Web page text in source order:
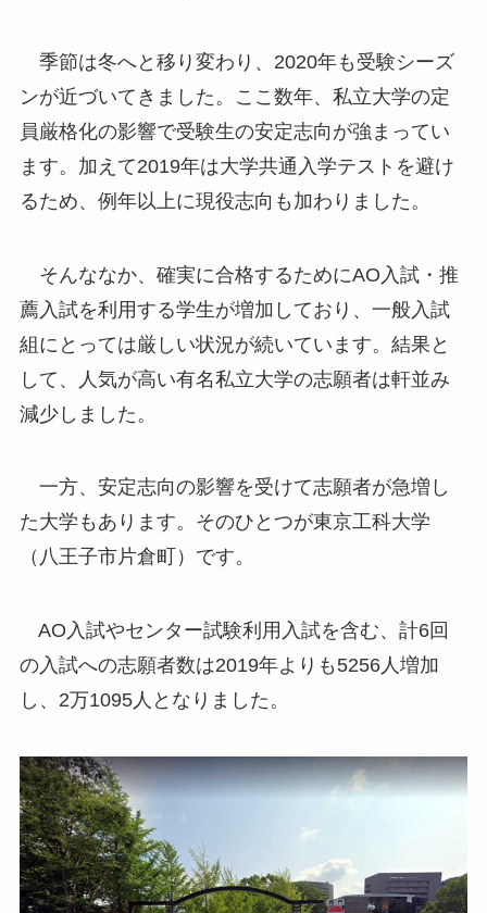
季節は冬へと移り変わり、2020年も受験シーズ
ンが近づいてきました。ここ数年、私立大学の定
員厳格化の影響で受験生の安定志向が強まってい
ます。加えて2019年は大学共通入学テストを避け
るため、例年以上に現役志向も加わりました。
そんななか、確実に合格するためにAO入試・推
薦入試を利用する学生が増加しており、一般入試
組にとっては厳しい状況が続いています。結果と
して、人気が高い有名私立大学の志願者は軒並み
減少しました。
一方、安定志向の影響を受けて志願者が急増し
た大学もあります。そのひとつが東京工科大学
（八王子市片倉町）です。
AO入試やセンター試験利用入試を含む、計6回
の入試への志願者数は2019年よりも5256人増加
し、2万1095人となりました。